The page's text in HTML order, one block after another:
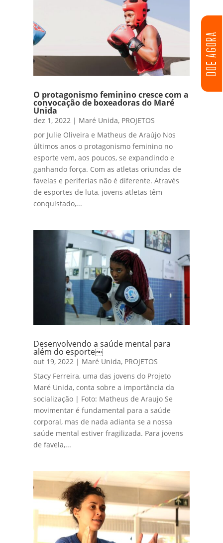
DOE AGORA
O protagonismo feminino cresce com a
convocação de boxeadoras do Maré
Unida
dez 1, 2022 | Maré Unida, PROJETOS
por Julie Oliveira e Matheus de Araújo Nos
últimos anos o protagonismo feminino no
esporte vem, aos poucos, se expandindo e
ganhando força. Com as atletas oriundas de
favelas e periferias não é diferente. Através
de esportes de luta, jovens atletas têm
conquistado,...
Desenvolvendo a saúde mental para
além do esporte￼
out 19, 2022 | Maré Unida, PROJETOS
Stacy Ferreira, uma das jovens do Projeto
Maré Unida, conta sobre a importância da
socialização | Foto: Matheus de Araujo Se
movimentar é fundamental para a saúde
corporal, mas de nada adianta se a nossa
saúde mental estiver fragilizada. Para jovens
de favela,...